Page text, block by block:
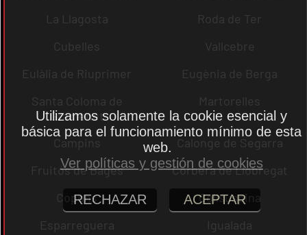
La Llagosta
Roda de Ter
Cubelles
Vallcebre
Eulàlia de Riuprimer
Eugènia de Berga
Santa Coloma de
Gramenet
Martorelles
Campins
Calonge de Segarra
Fruitós de Bages
Corbera de Llobregat
Copons
Collsuspina
Esparreguera
Igualada
Utilizamos solamente la cookie esencial y
básica para el funcionamiento mínimo de esta
web.
Ver políticas y gestión de cookies
RECHAZAR ACEPTAR